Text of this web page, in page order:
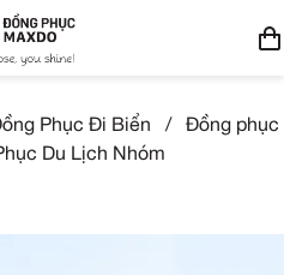
Phục Đi Biển /
Đồng phục
Du Lịch Nhóm